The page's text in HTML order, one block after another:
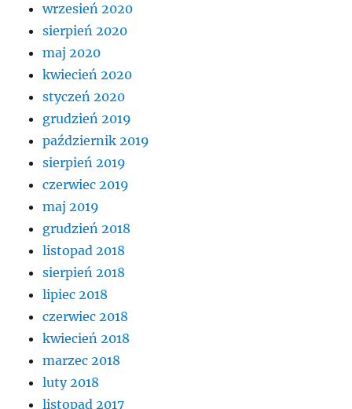
wrzesień 2020
sierpień 2020
maj 2020
kwiecień 2020
styczeń 2020
grudzień 2019
październik 2019
sierpień 2019
czerwiec 2019
maj 2019
grudzień 2018
listopad 2018
sierpień 2018
lipiec 2018
czerwiec 2018
kwiecień 2018
marzec 2018
luty 2018
listopad 2017